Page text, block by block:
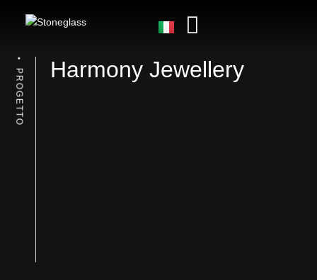
PROGETTO Harmony Jewellery